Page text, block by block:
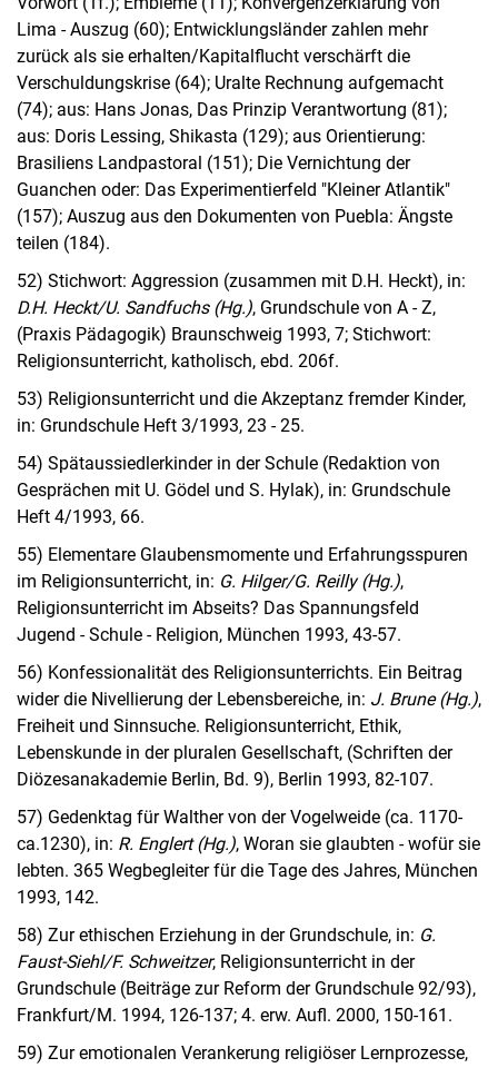
Lima - Auszug (60); Entwicklungsländer zahlen mehr
zurück als sie erhalten/Kapitalflucht verschärft die
Verschuldungskrise (64); Uralte Rechnung aufgemacht
(74); aus: Hans Jonas, Das Prinzip Verantwortung (81);
aus: Doris Lessing, Shikasta (129); aus Orientierung:
Brasiliens Landpastoral (151); Die Vernichtung der
Guanchen oder: Das Experimentierfeld "Kleiner Atlantik"
(157); Auszug aus den Dokumenten von Puebla: Ängste
teilen (184).
52) Stichwort: Aggression (zusammen mit D.H. Heckt), in:
D.H. Heckt/U. Sandfuchs (Hg.), Grundschule von A - Z,
(Praxis Pädagogik) Braunschweig 1993, 7; Stichwort:
Religionsunterricht, katholisch, ebd. 206f.
53) Religionsunterricht und die Akzeptanz fremder Kinder,
in: Grundschule Heft 3/1993, 23 - 25.
54) Spätaussiedlerkinder in der Schule (Redaktion von
Gesprächen mit U. Gödel und S. Hylak), in: Grundschule
Heft 4/1993, 66.
55) Elementare Glaubensmomente und Erfahrungsspuren
im Religionsunterricht, in: G. Hilger/G. Reilly (Hg.),
Religionsunterricht im Abseits? Das Spannungsfeld
Jugend - Schule - Religion, München 1993, 43-57.
56) Konfessionalität des Religionsunterrichts. Ein Beitrag
wider die Nivellierung der Lebensbereiche, in: J. Brune (Hg.),
Freiheit und Sinnsuche. Religionsunterricht, Ethik,
Lebenskunde in der pluralen Gesellschaft, (Schriften der
Diözesanakademie Berlin, Bd. 9), Berlin 1993, 82-107.
57) Gedenktag für Walther von der Vogelweide (ca. 1170-
ca.1230), in: R. Englert (Hg.), Woran sie glaubten - wofür sie
lebten. 365 Wegbegleiter für die Tage des Jahres, München
1993, 142.
58) Zur ethischen Erziehung in der Grundschule, in: G.
Faust-Siehl/F. Schweitzer, Religionsunterricht in der
Grundschule (Beiträge zur Reform der Grundschule 92/93),
Frankfurt/M. 1994, 126-137; 4. erw. Aufl. 2000, 150-161.
59) Zur emotionalen Verankerung religiöser Lernprozesse,